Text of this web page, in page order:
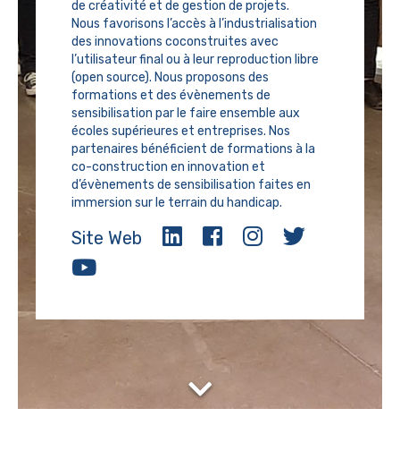
de créativité et de gestion de projets.
Nous favorisons l’accès à l’industrialisation
des innovations coconstruites avec
l’utilisateur final ou à leur reproduction libre
(open source). Nous proposons des
formations et des évènements de
sensibilisation par le faire ensemble aux
écoles supérieures et entreprises. Nos
partenaires bénéficient de formations à la
co-construction en innovation et
d’évènements de sensibilisation faites en
immersion sur le terrain du handicap.
Site Web